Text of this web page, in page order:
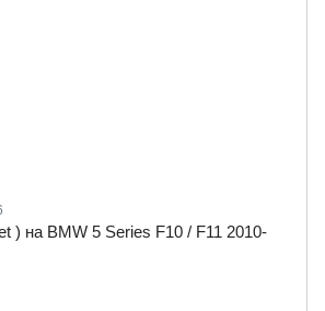
) на BMW 5 Series F10 / F11 2010-